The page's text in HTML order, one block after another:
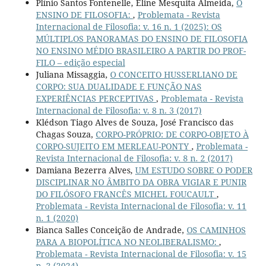
Plínio Santos Fontenelle, Eline Mesquita Almeida, O
ENSINO DE FILOSOFIA: , Problemata - Revista
Internacional de Filosofia: v. 16 n. 1 (2025): OS
MÚLTIPLOS PANORAMAS DO ENSINO DE FILOSOFIA
NO ENSINO MÉDIO BRASILEIRO A PARTIR DO PROF-
FILO – edição especial
Juliana Missaggia, O CONCEITO HUSSERLIANO DE
CORPO: SUA DUALIDADE E FUNÇÃO NAS
EXPERIÊNCIAS PERCEPTIVAS , Problemata - Revista
Internacional de Filosofia: v. 8 n. 3 (2017)
Klédson Tiago Alves de Souza, José Francisco das
Chagas Souza, CORPO-PRÓPRIO: DE CORPO-OBJETO À
CORPO-SUJEITO EM MERLEAU-PONTY , Problemata -
Revista Internacional de Filosofia: v. 8 n. 2 (2017)
Damiana Bezerra Alves, UM ESTUDO SOBRE O PODER
DISCIPLINAR NO ÂMBITO DA OBRA VIGIAR E PUNIR
DO FILÓSOFO FRANCÊS MICHEL FOUCAULT ,
Problemata - Revista Internacional de Filosofia: v. 11
n. 1 (2020)
Bianca Salles Conceição de Andrade, OS CAMINHOS
PARA A BIOPOLÍTICA NO NEOLIBERALISMO: ,
Problemata - Revista Internacional de Filosofia: v. 15